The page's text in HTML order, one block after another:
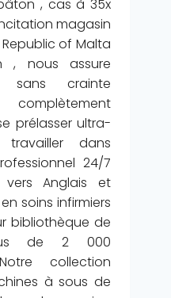
, cas à 35x
magasin
of Malta
, nous assure
crainte
prélasser ultra-
dans
24/7
vers Anglais et
soins infirmiers
bibliothèque de
de 2 000
collection
à sous de